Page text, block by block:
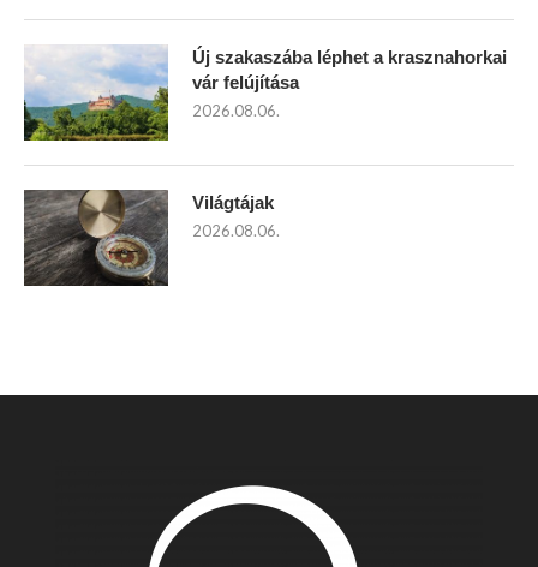
Új szakaszába léphet a krasznahorkai
vár felújítása
2026.08.06.
Világtájak
2026.08.06.